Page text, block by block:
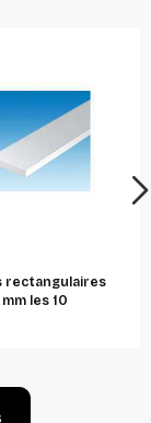
rectangulaires
les 10